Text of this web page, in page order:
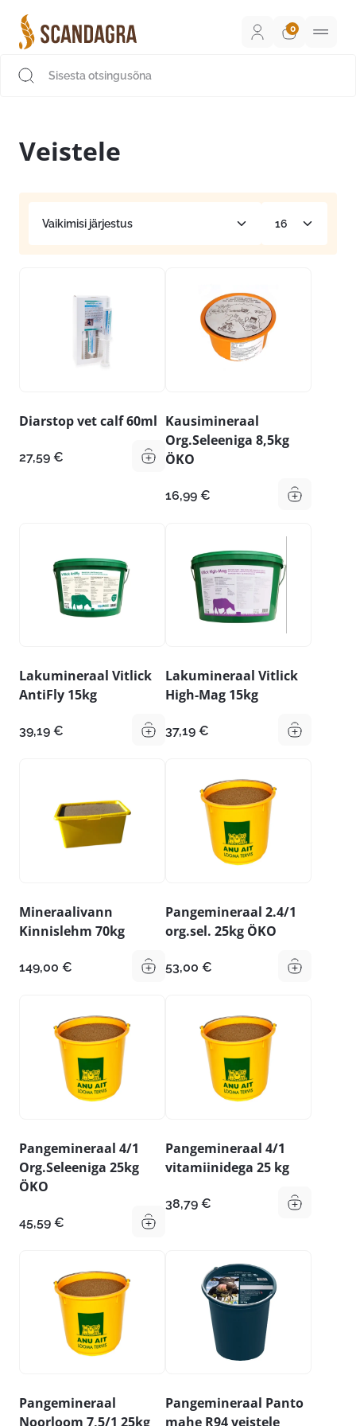
sisu
juurde
Veistele
Diarstop vet calf 60ml
27,59 €
Kausimineraal
Org.Seleeniga 8,5kg
ÖKO
16,99 €
Lakumineraal Vitlick
AntiFly 15kg
39,19 €
Lakumineraal Vitlick
High-Mag 15kg
37,19 €
Mineraalivann
Kinnislehm 70kg
149,00 €
Pangemineraal 2.4/1
org.sel. 25kg ÖKO
53,00 €
Pangemineraal 4/1
Org.Seleeniga 25kg
ÖKO
45,59 €
Pangemineraal 4/1
vitamiinidega 25 kg
38,79 €
Pangemineraal
Noorloom 7,5/1 25kg
Pangemineraal Panto
mahe R94 veistele